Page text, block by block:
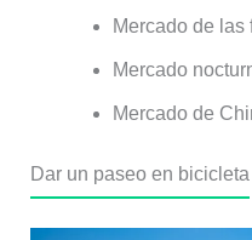
Mercado de las
Mercado
Mercado de
Dar un paseo en bicicleta